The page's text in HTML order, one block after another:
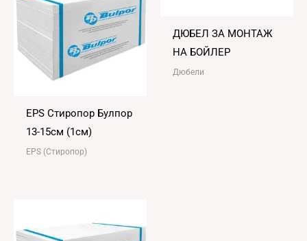
ЕPS Стиропор Булпор
13-15см (1см)
EPS (Стиропор)
ДЮБЕЛ ЗА МОНТАЖ
НА БОЙЛЕР
Дюбели